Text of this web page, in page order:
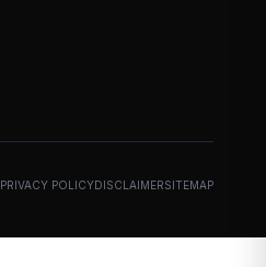
PRIVACY POLICYDISCLAIMERSITEMAP